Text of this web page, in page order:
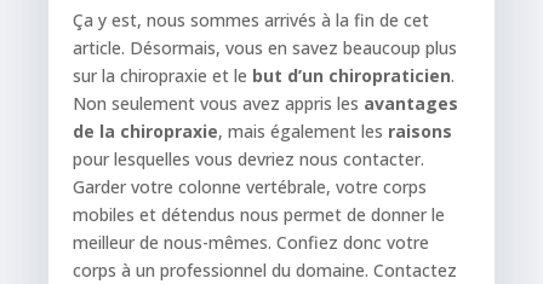
Ça y est, nous sommes arrivés à la fin de cet
article. Désormais, vous en savez beaucoup plus
sur la chiropraxie et le but d’un chiropraticien.
Non seulement vous avez appris les avantages
de la chiropraxie, mais également les raisons
pour lesquelles vous devriez nous contacter.
Garder votre colonne vertébrale, votre corps
mobiles et détendus nous permet de donner le
meilleur de nous-mêmes. Confiez donc votre
corps à un professionnel du domaine. Contactez